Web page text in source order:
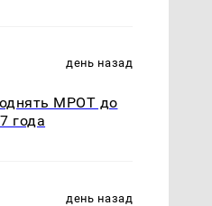
день назад
МРОТ до
года
день назад